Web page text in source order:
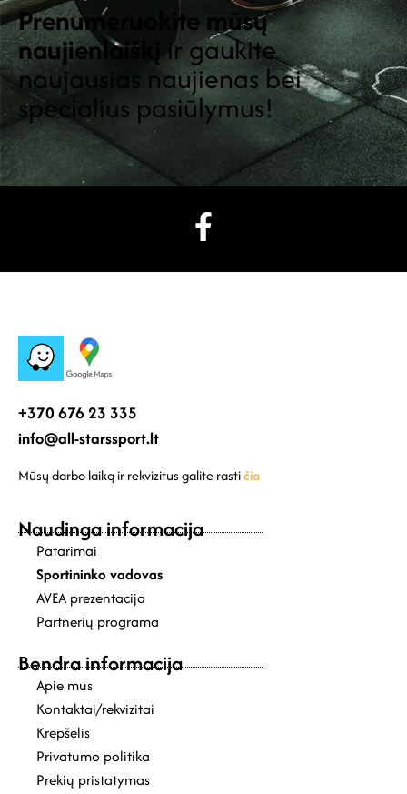
Prenumeruokite mūsų
naujienlaiškįir gaukite
naujausias naujienas bei
specialius pasiūlymus!
+370 676 23 335
info@all-starssport.lt
Mūsų darbo laiką ir rekvizitus galite rastičia
Naudinga informacija
Patarimai
Sportininko vadovas
AVEA prezentacija
Partnerių programa
Bendra informacija
Apie mus
Kontaktai/rekvizitai
Krepšelis
Privatumo politika
Prekių pristatymas